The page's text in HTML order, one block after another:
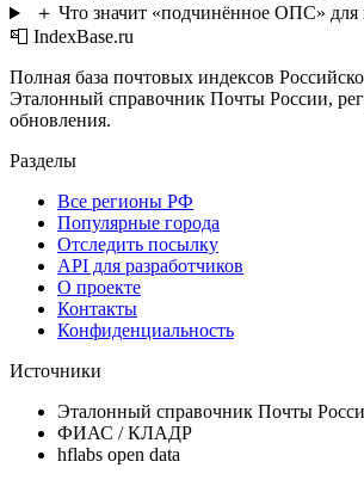
＋ Что значит «подчинённое ОПС» для
📮 IndexBase.ru
Полная база почтовых индексов
Эталонный справочник Почты России,
обновления.
Разделы
Все регионы РФ
Популярные города
Отследить посылку
API для разработчиков
О проекте
Контакты
Конфиденциальность
Источники
Эталонный справочник Почты
ФИАС / КЛАДР
hflabs open data